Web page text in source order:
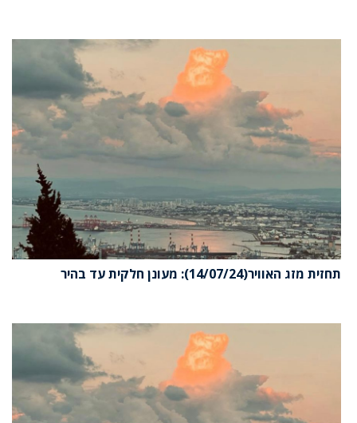
תחזית מזג האוויר(14/07/24): מעונן חלקית עד בהיר